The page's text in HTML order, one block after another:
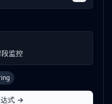
监控
达式 →